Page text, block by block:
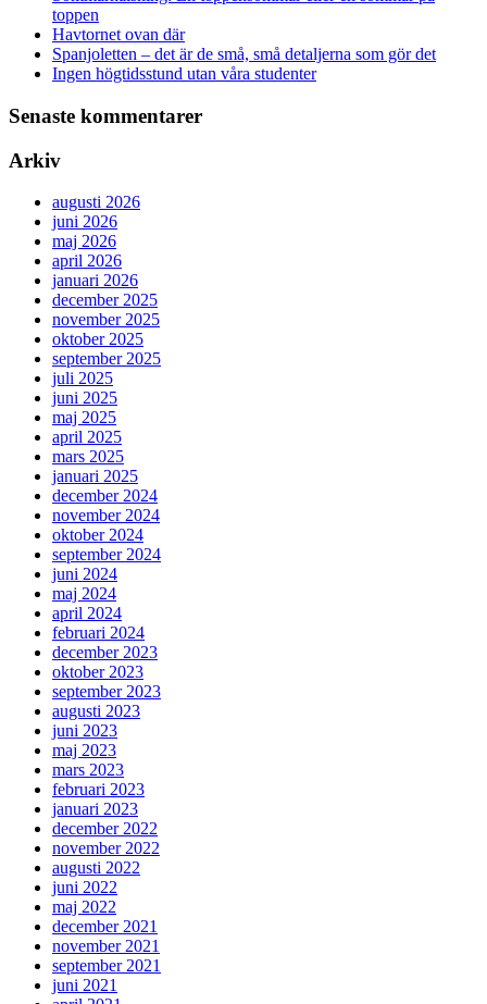
toppen
Havtornet ovan där
Spanjoletten – det är de små, små detaljerna som gör det
Ingen högtidsstund utan våra studenter
Senaste kommentarer
Arkiv
augusti 2026
juni 2026
maj 2026
april 2026
januari 2026
december 2025
november 2025
oktober 2025
september 2025
juli 2025
juni 2025
maj 2025
april 2025
mars 2025
januari 2025
december 2024
november 2024
oktober 2024
september 2024
juni 2024
maj 2024
april 2024
februari 2024
december 2023
oktober 2023
september 2023
augusti 2023
juni 2023
maj 2023
mars 2023
februari 2023
januari 2023
december 2022
november 2022
augusti 2022
juni 2022
maj 2022
december 2021
november 2021
september 2021
juni 2021